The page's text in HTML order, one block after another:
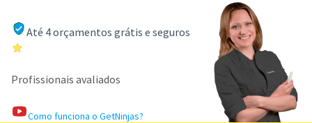
Até 4 orçamentos grátis e seguros
Profissionais avaliados
Como funciona o GetNinjas?